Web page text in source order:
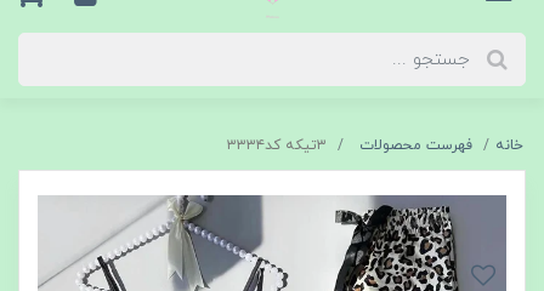
خانه فهرست محصولات ۳تیکه کد۳۳۳۴